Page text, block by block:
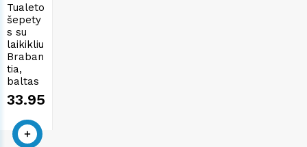
Tualeto
šepety
s su
laikikliu
Braban
tia,
baltas
33.95€